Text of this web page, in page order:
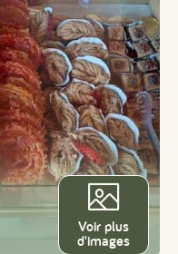
Voir plus
d'images